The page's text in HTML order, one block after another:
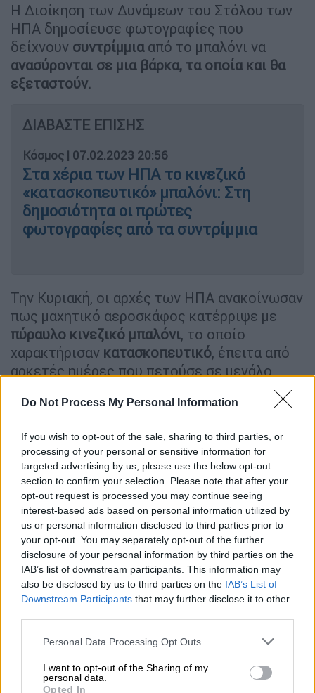
Do Not Process My Personal Information
If you wish to opt-out of the sale, sharing to third parties, or
processing of your personal or sensitive information for
targeted advertising by us, please use the below opt-out
section to confirm your selection. Please note that after your
opt-out request is processed you may continue seeing
interest-based ads based on personal information utilized by
us or personal information disclosed to third parties prior to
your opt-out. You may separately opt-out of the further
disclosure of your personal information by third parties on the
IAB’s list of downstream participants. This information may
also be disclosed by us to third parties on the IAB’s List of
Downstream Participants that may further disclose it to other
Please note that this website/app uses one or more Google
not limited to your visit or usage behaviour. You may click to
grant or deny consent to Google and its third-party tags to
Personal Data Processing Opt Outs
I want to opt-out of the Sharing of my
personal data.
Opted In
Η Διοίκηση των Δυνάμεων του Στόλου των
ΗΠΑ δημοσίευσε φωτογραφίες που
δείχνουν συντρίμμιααπό το μπαλόνι να
ανασύρονται σε μια βάρκα, τα οποία και θα
εξεταστούν.
ΔΙΑΒΑΣΤΕ ΕΠΙΣΗΣ
Κόσμος | 07.02.2023 20:56
Στα χέρια των ΗΠΑ το κινεζικό
«κατασκοπευτικό» μπαλόνι: Στη
δημοσιότητα οι πρώτες
φωτογραφίες από τα συντρίμμια
Την Κυριακή, οι αρχές των ΗΠΑ ανακοίνωσαν
πως μαχητικό αεροσκάφος κατέρριψε με
πύραυλο κινεζικό μπαλόνι, το οποίο
χαρακτήρισαν κατασκοπευτικό, έπειτα από
αρκετές ημέρες που πετούσε σε μεγάλο
ύψος πάνω από τομείς της αμερικανικής
επικράτειας. Η κατάρριψη από
Ωκεανό, ανοικτά της Νότιας Καρολίνας. Οι
αρχές των ΗΠΑ ξεκαθάρισαν πως δεν
επρόκειτο να επιστρέψουν τον εξοπλισμό
του στην κινεζική πλευρά.
Η Κίνα από την πλευρά της αντέτεινε πως το
μπαλόνι ήταν επιστημονικό, συγκέντρωνε
μετεωρολογικά δεδομένα, βρέθηκε πάνω
από τις ΗΠΑ διότι εξετράπη της πορείας
του και επέκρινε τις αμερικανικές ένοπλες
υπερβολικό»τρόπο.
Σημειώνεται πως το Πεκίνο απέρριψε